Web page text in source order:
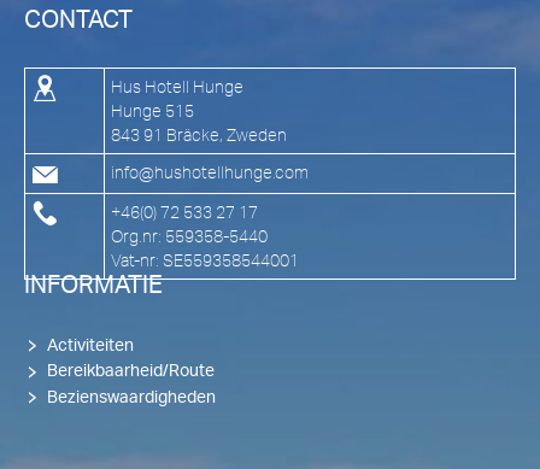
CONTACT
Hus Hotell Hunge
Hunge 515
843 91 Bräcke, Zweden
info@hushotellhunge.com
+46(0) 72 533 27 17
Org.nr: 559358-5440
Vat-nr: SE559358544001
INFORMATIE
Activiteiten
Bereikbaarheid/Route
Bezienswaardigheden